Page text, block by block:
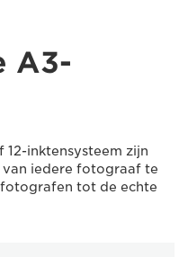
A3-
12-inktensysteem zijn
iedere fotograaf te
tot de echte